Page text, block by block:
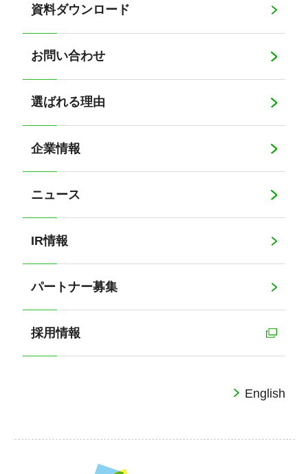
資料ダウンロード
お問い合わせ
選ばれる理由
企業情報
ニュース
IR情報
パートナー募集
採用情報
English